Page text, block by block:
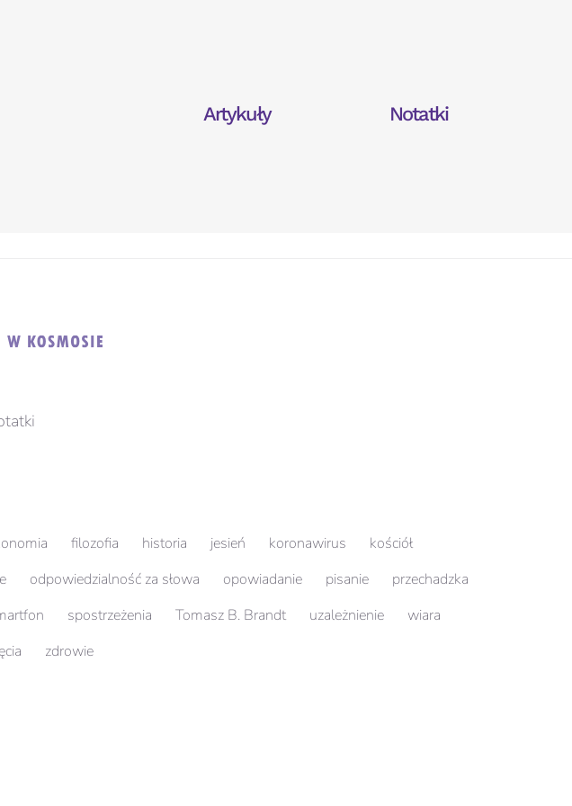
Artykuły Notatki
filozofia historia jesień koronawirus
kościół
odpowiedzialność za słowa opowiadanie pisanie
przechadzka
spostrzeżenia Tomasz B. Brandt uzależnienie
wiara
zdrowie